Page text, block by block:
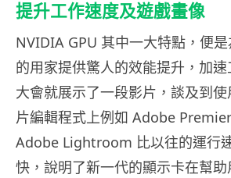
提升工作速度及遊戲畫像
NVIDIA GPU 其中一大特點，便
的用家提供驚人的效能提升，加速
大會就展示了一段影片，談及到
片編輯程式上例如 Adobe
Adobe Lightroom 比以往的運行
快，說明了新一代的顯示卡在幫